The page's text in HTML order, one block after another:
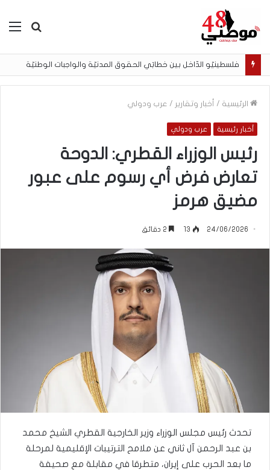
بحث
فلسطينيّو الدّاخل بين خطابَي الحقوق المدنيّة والواجبات الوطنيّة
الرئيسية / أخبار وتقارير / عرب ودولي
أخبار رئيسية عرب ودولي
رئيس الوزراء القطري: الدوحة
تعارض فرض أي رسوم على عبور
مضيق هرمز
24/06/2026
13
تحدث رئيس مجلس الوزراء وزير الخارجية القطري الشيخ محمد
بن عبد الرحمن آل ثاني عن ملامح الترتيبات الإقليمية لمرحلة
ما بعد الحرب على إيران، متطرقا في مقابلة مع صحيفة